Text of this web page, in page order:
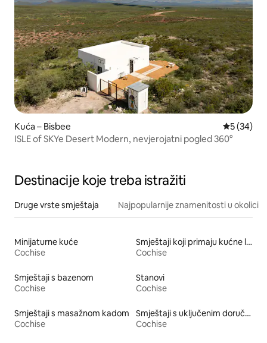
Kuća – Bisbee Prosječna
5 (34)
ISLE of SKYe Desert Modern, nevjerojatni pogled 360°
Destinacije koje treba istražiti
Druge vrste smještaja Najpopularnije znamenitosti u okolici
Minijaturne kuće
Cochise
Smještaji koji primaju kućne ljubimce
Cochise
Smještaji s bazenom
Cochise
Stanovi
Cochise
Smještaji s masažnom kadom
Cochise
Smještaji s uključenim doručkom
Cochise